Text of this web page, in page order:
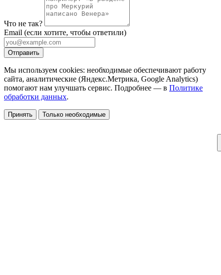
Что не так?
Email (если хотите, чтобы ответили)
Отправить
Мы используем cookies: необходимые обеспечивают работу
сайта, аналитические (Яндекс.Метрика, Google Analytics)
помогают нам улучшать сервис. Подробнее — в Политике
обработки данных.
Принять Только необходимые